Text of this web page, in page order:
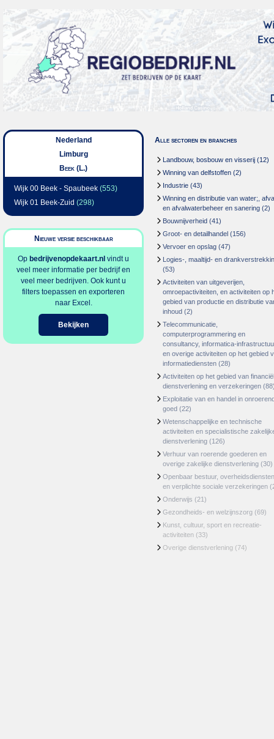
Nederland
Limburg
Beek (L.)
Wijk 00 Beek - Spaubeek (553)
Wijk 01 Beek-Zuid (298)
Nieuwe versie beschikbaar
Op bedrijvenopdekaart.nl vindt u
veel meer informatie per bedrijf en
veel meer bedrijven. Ook kunt u
filters toepassen en exporteren
naar Excel.
Bekijken
Alle sectoren en branches
Landbouw, bosbouw en visserij (12)
Winning van delfstoffen (2)
Industrie (43)
Winning en distributie van water;,
en afvalwaterbeheer en sanering (2)
Bouwnijverheid (41)
Groot- en detailhandel (156)
Vervoer en opslag (47)
Logies-, maaltijd- en
(53)
Activiteiten van uitgeverijen,
omroepactiviteiten, en activiteiten op
gebied van productie en distributie
inhoud (2)
Telecommunicatie,
computerprogrammering en
consultancy, informatica-
en overige activiteiten op het gebied
informatiediensten (28)
Activiteiten op het gebied van
dienstverlening en verzekeringen
Exploitatie van en handel in
goed (22)
Wetenschappelijke en technische
activiteiten en specialistische
dienstverlening (126)
Verhuur van roerende goederen en
overige zakelijke dienstverlening (30)
Openbaar bestuur, overheidsdiensten
en verplichte sociale verzekeringen
Onderwijs (21)
Gezondheids- en welzijnszorg (69)
Kunst, cultuur, sport en recreatie-
activiteiten (33)
Overige dienstverlening (74)